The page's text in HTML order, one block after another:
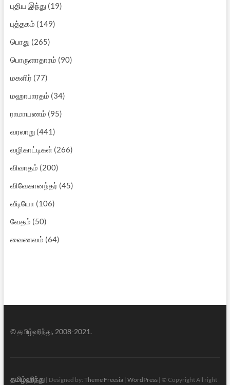
புதிய இந்து (19)
புத்தகம் (149)
பொது (265)
பொருளாதாரம் (90)
மகளிர் (77)
மஹாபாரதம் (34)
ராமாயணம் (95)
வரலாறு(441)
வழிகாட்டிகள்(266)
விவாதம் (200)
விவேகானந்தர் (45)
வீடியோ (106)
வேதம் (50)
வைணவம் (64)
© தமிழ்ஹிந்து, 2008-2021.
தமிழ்ஹிந்து| Designed by: Theme Freesia| WordPress| © Copyright All right